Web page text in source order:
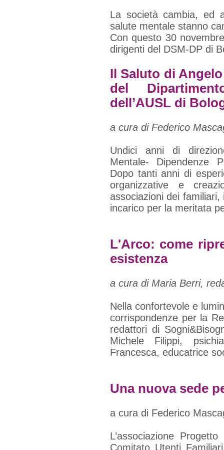
La società cambia, ed
salute mentale stanno
Con questo 30
dirigenti del DSM-DP di
Il Saluto di
del
dell’AUSL di
a cura di Federico
Undici anni di
Mentale- Dipendenze
Dopo tanti anni di
organizzative e
associazioni dei
incarico per la meritata
L'Arco: come
esistenza
a cura di Maria Berri,
Nella confortevole e
corrispondenze per la
redattori di
Michele Filippi,
Francesca, educatrice
Una nuova sede
a cura di Federico
L’associazione
Comitato Utenti